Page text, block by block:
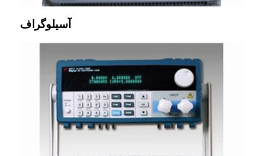
آسيلوگراف